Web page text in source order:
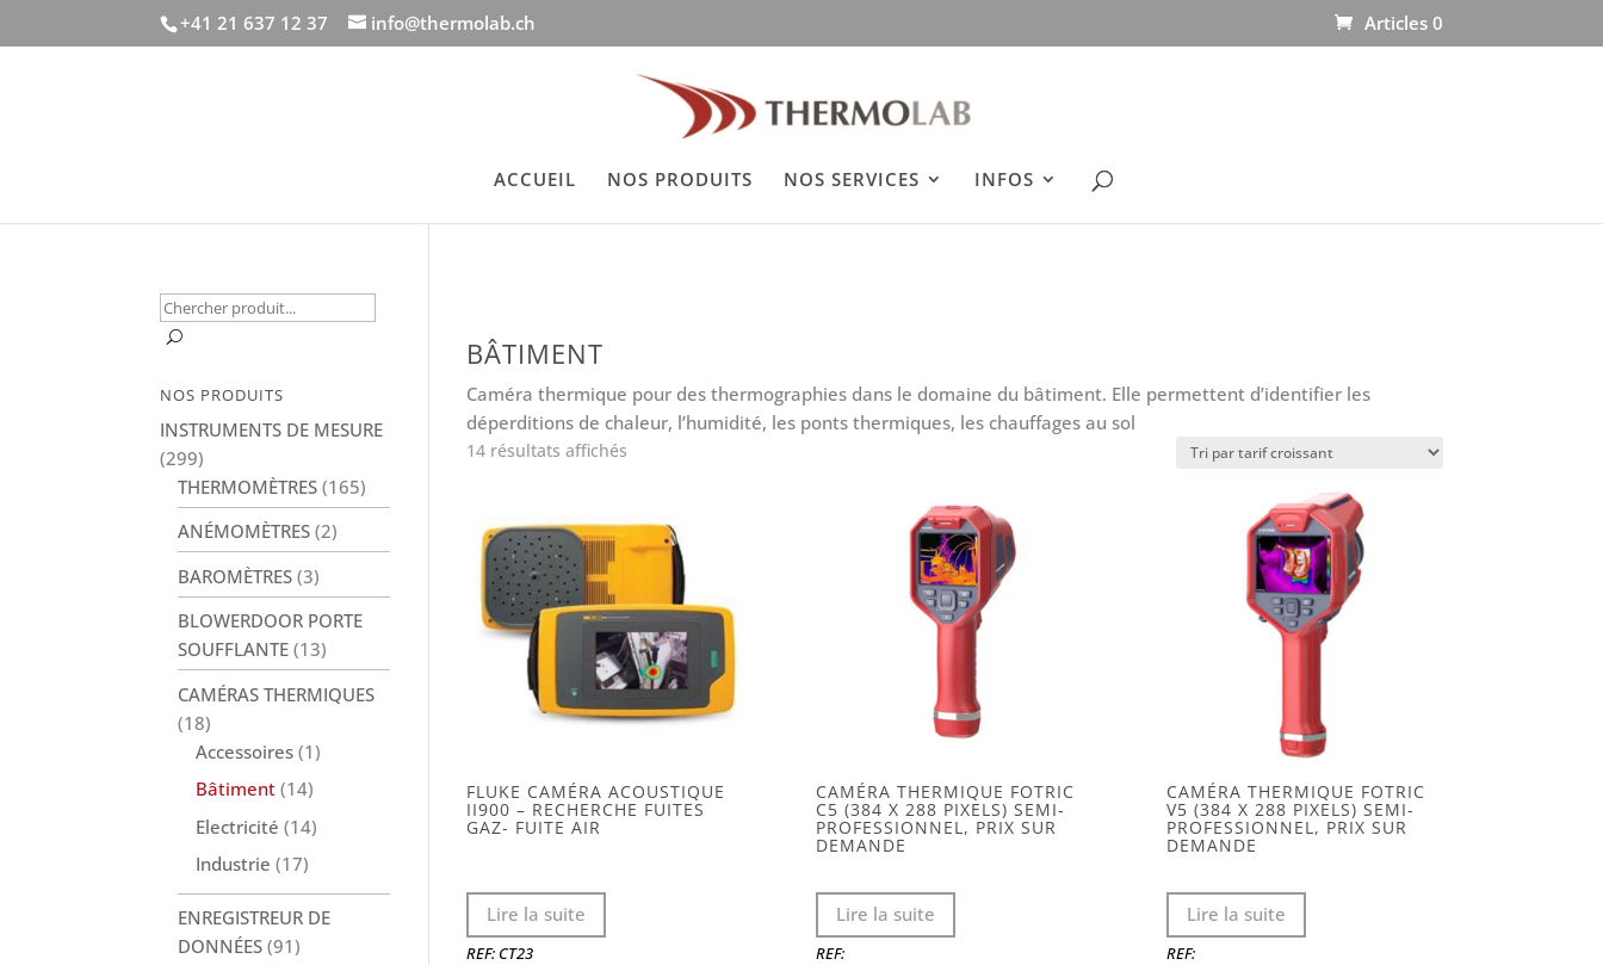
+41 21 637 12 37 info@thermolab.ch Articles 0
ACCUEIL NOS PRODUITS NOS SERVICES INFOS
BÂTIMENT
Caméra thermique pour des thermographies dans le domaine du bâtiment. Elle permettent d’identifier les
déperditions de chaleur, l’humidité, les ponts thermiques, les chauffages au sol
14 résultats affichés
croissant
FLUKE CAMÉRA ACOUSTIQUE
II900 – RECHERCHE FUITES
GAZ- FUITE AIR
Lire la suite
REF: CT23
CAMÉRA THERMIQUE FOTRIC
C5 (384 X 288 PIXELS) SEMI-
PROFESSIONNEL, PRIX SUR
DEMANDE
Lire la suite
REF:
CAMÉRA THERMIQUE FOTRIC
V5 (384 X 288 PIXELS) SEMI-
PROFESSIONNEL, PRIX SUR
DEMANDE
Lire la suite
REF:
Recherche
pour :
U
NOS PRODUITS
INSTRUMENTS DE MESURE
(299)
THERMOMÈTRES (165)
ANÉMOMÈTRES (2)
BAROMÈTRES (3)
BLOWERDOOR PORTE
SOUFFLANTE (13)
CAMÉRAS THERMIQUES
(18)
Accessoires (1)
Bâtiment (14)
Electricité (14)
Industrie (17)
ENREGISTREUR DE
DONNÉES (91)